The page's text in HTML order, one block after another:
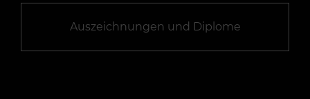
Auszeichnungen und Diplome